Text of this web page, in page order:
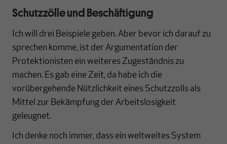
Schutzzölle und Beschäftigung
Ich will drei Beispiele geben. Aber bevor ich darauf zu
sprechen komme, ist der Argumentation der
Protektionisten ein weiteres Zugeständnis zu
machen. Es gab eine Zeit, da habe ich die
vorübergehende Nützlichkeit eines Schutzzolls als
Mittel zur Bekämpfung der Arbeitslosigkeit
geleugnet.
Ich denke noch immer, dass ein weltweites System